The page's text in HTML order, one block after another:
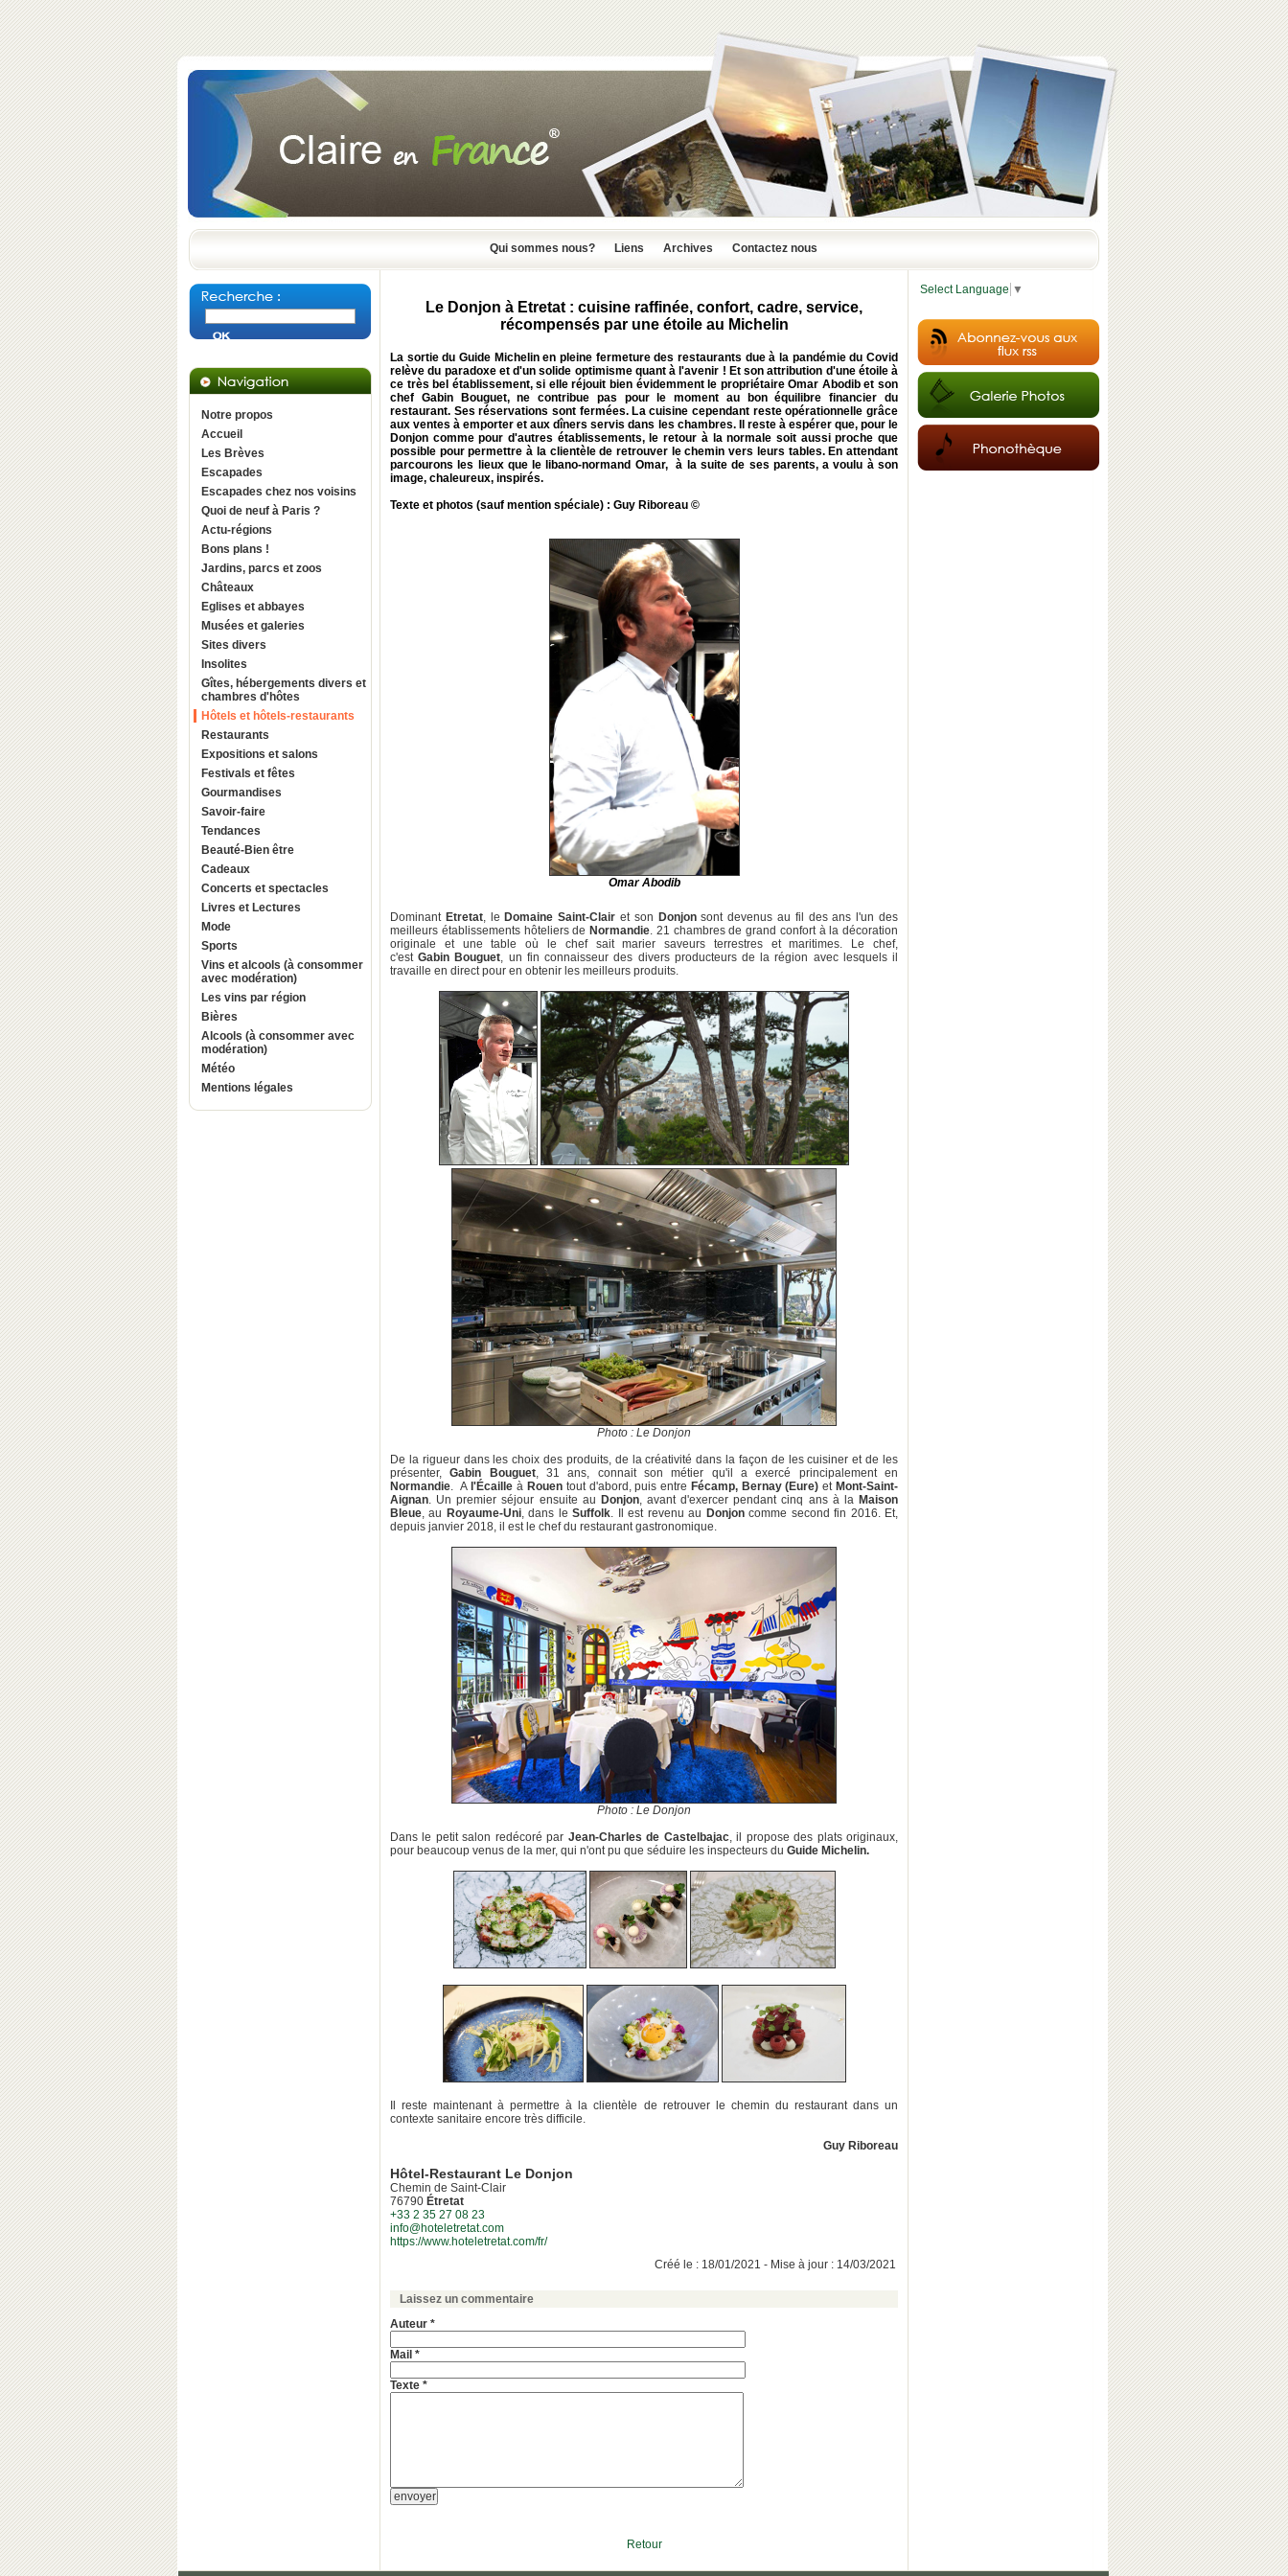
Qui sommes nous? Liens Archives Contactez nous
Notre propos
Accueil
Les Brèves
Escapades
Escapades chez nos voisins
Quoi de neuf à Paris ?
Actu-régions
Bons plans !
Jardins, parcs et zoos
Châteaux
Eglises et abbayes
Musées et galeries
Sites divers
Insolites
Gîtes, hébergements divers et
chambres d'hôtes
Hôtels et hôtels-restaurants
Restaurants
Expositions et salons
Festivals et fêtes
Gourmandises
Savoir-faire
Tendances
Beauté-Bien être
Cadeaux
Concerts et spectacles
Livres et Lectures
Mode
Sports
Vins et alcools (à consommer
avec modération)
Les vins par région
Bières
Alcools (à consommer avec
modération)
Météo
Mentions légales
Le Donjon à Etretat : cuisine raffinée, confort, cadre, service,
récompensés par une étoile au Michelin
La sortie du Guide Michelin en pleine fermeture des restaurants due à la pandémie du Covid
relève du paradoxe et d'un solide optimisme quant à l'avenir ! Et son attribution d'une étoile à
ce très bel établissement, si elle réjouit bien évidemment le propriétaire Omar Abodib et son
chef Gabin Bouguet, ne contribue pas pour le moment au bon équilibre financier du
restaurant. Ses réservations sont fermées. La cuisine cependant reste opérationnelle grâce
aux ventes à emporter et aux dîners servis dans les chambres. Il reste à espérer que, pour le
Donjon comme pour d'autres établissements, le retour à la normale soit aussi proche que
possible pour permettre à la clientèle de retrouver le chemin vers leurs tables. En attendant
parcourons les lieux que le libano-normand Omar, à la suite de ses parents, a voulu à son
image, chaleureux, inspirés.
Texte et photos (sauf mention spéciale) : Guy Riboreau ©
Omar Abodib
Dominant Etretat, le Domaine Saint-Clairet son Donjonsont devenus au fil des ans l'un des
meilleurs établissements hôteliers de Normandie. 21 chambres de grand confort à la décoration
originale et une table où le chef sait marier saveurs terrestres et maritimes. Le chef,
c'estGabin Bouguet, un fin connaisseur des divers producteurs de la région avec lesquels il
travaille en direct pour en obtenir les meilleurs produits.
Photo : Le Donjon
De la rigueur dans les choix des produits, de la créativité dans la façon de les cuisiner et de les
présenter,Gabin Bouguet, 31 ans, connait son métier qu'il a exercé principalement en
Normandie. A l'Écaille à Rouentout d'abord, puis entre Fécamp, Bernay (Eure) et Mont-Saint-
Aignan. Un premier séjour ensuite au Donjon, avant d'exercer pendant cinq ans à la Maison
Bleue, au Royaume-Uni, dans leSuffolk. Il est revenu au Donjoncomme second fin 2016. Et,
depuis janvier 2018, il est le chef du restaurant gastronomique.
Photo : Le Donjon
Dans le petit salon redécoré par Jean-Charles de Castelbajac, il propose des plats originaux,
pour beaucoup venus de la mer, qui n'ont pu que séduire les inspecteurs du Guide Michelin.
Il reste maintenant à permettre à la clientèle de retrouver le chemin du restaurant dans un
contexte sanitaire encore très difficile.
Guy Riboreau
Hôtel-Restaurant Le Donjon
Chemin de Saint-Clair
76790 Étretat
+33 2 35 27 08 23
info@hoteletretat.com
https://www.hoteletretat.com/fr/
Créé le : 18/01/2021 - Mise à jour : 14/03/2021
Laissez un commentaire
Auteur *
Mail *
Texte *
Retour
Select Language ▼